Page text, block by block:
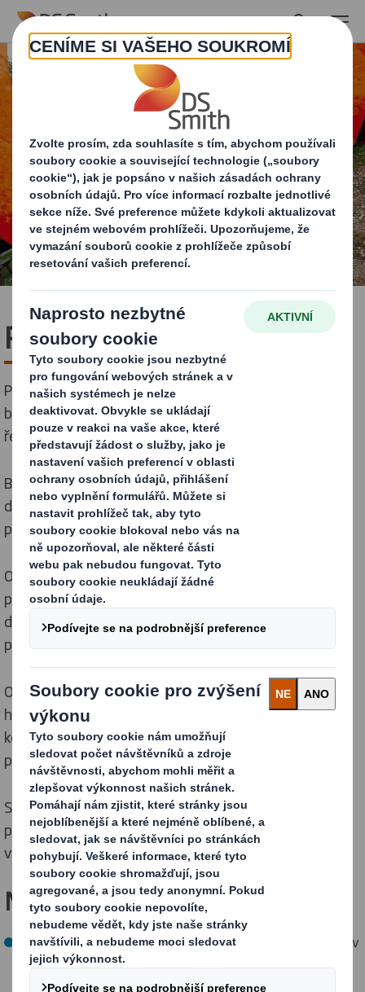
Skip to main content
Příroda
Péče o přírodu v DS Smith: chráníme a obnovujeme
biodiverzitu, snižujeme dopady a rozvíjíme cirkulární
řešení pro zdravé ekosystémy.
Biodiverzita rychle klesá. Ještě nikdy nebylo tak
důležité podniknout kroky k zachování přírodního
prostředí, na němž závisí veškerý život na Zemi.
Oběhové hospodářství je regenerativní už svou
podstatou. Upřednostňuje udržení zdrojů v oběhu po
delší dobu a zajišťuje, aby procesy těžby zdrojů
ponechávaly přírodě prostor pro regeneraci.
Odpovědným získáváním zdrojů, udržitelným
hospodařením v lesích a provozech a spoluprací s
komunitami snižujeme svůj dopad na přírodu a
podporujeme rozvoj biologické rozmanitosti.
Snižujeme také množství vody, které odebíráme z
přírody na tunu produkce v oblastech s nedostatkem
vody, abychom snížili tlak na přírodní systémy.
Naše cíle PRO DNEŠEK
Do roku 2025 změřit a zlepšit biologickou rozmanitost v
našich vlastních lesích a vyhodnotit naši závislost na
přírodě.